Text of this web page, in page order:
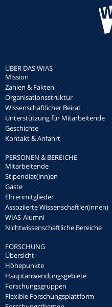
ÜBER DAS WIAS
Mission
Zahlen & Fakten
Organisationsstruktur
Wissenschaftlicher Beirat
Unterstützung für Mitarbeitende
Geschichte
Kontakt & Anfahrt
PERSONEN & BEREICHE
Mitarbeitende
Stipendiat(inn)en
Gäste
Ehrenmitglieder
Assoziierte Wissenschaftler(innen)
WIAS-Alumni
Nichtwissenschaftliche Bereiche
FORSCHUNG
Übersicht
Höhepunkte
Hauptanwendungsgebiete
Forschungsgruppen
Flexible Forschungsplattform